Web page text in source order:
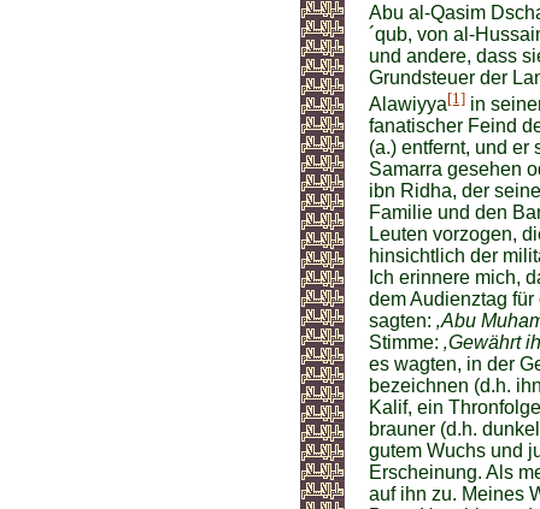
Abu al-Qasim
´qub, von al-
und andere, dass
Grundsteuer der
Alawiyya[1] in
fanatischer Feind
(a.) entfernt, und er
Samarra gesehen
ibn Ridha, der
Familie und den
Leuten vorzogen,
hinsichtlich der
Ich erinnere mich,
dem Audienztag
sagten: ‚Abu
Stimme: ‚Gewährt
es wagten, in der
bezeichnen (d.h.
Kalif, ein
brauner (d.h.
gutem Wuchs und
Erscheinung. Als
auf ihn zu. Meines